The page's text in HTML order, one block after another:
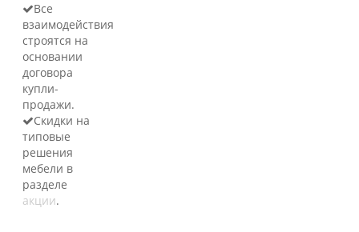
Все
взаимодействия
строятся на
основании
договора
купли-
продажи.
Скидки на
типовые
решения
мебели в
разделе
акции.